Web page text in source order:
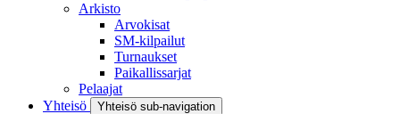
Arkisto
Arvokisat
SM-kilpailut
Turnaukset
Paikallissarjat
Pelaajat
Yhteisö
Yhteisö sub-navigation